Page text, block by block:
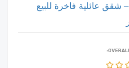
Review for BIG 202 – شقق عائلية فاخرة للبيع